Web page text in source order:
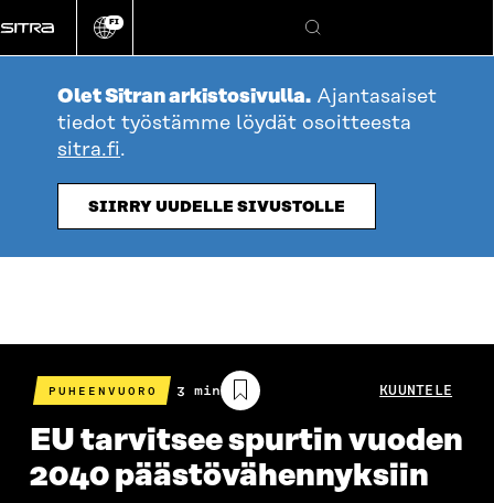
suoraan
sisältöön
Vaihda
kieli
FI
Hae
Olet Sitran arkistosivulla. Ajantasaiset
tiedot työstämme löydät osoitteesta
sitra.fi.
SIIRRY UUDELLE SIVUSTOLLE
PUHEENVUORO
Arvioitu
lukuaika
3 min KUUNTELE
EU tarvitsee spurtin vuoden
2040 päästövähennyksiin